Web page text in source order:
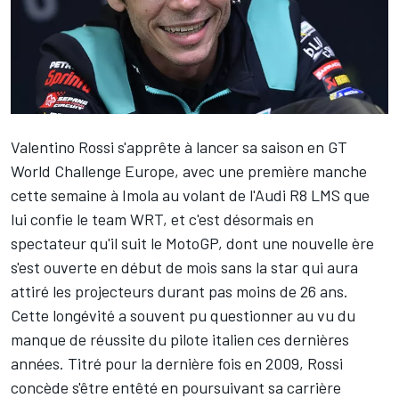
Valentino Rossi s'apprête à lancersa saison en GT
World Challenge Europe, avec une première manche
cette semaine à Imola au volant de l'Audi R8 LMS que
lui confie le team WRT, et c'est désormais en
spectateur qu'il suit le MotoGP, dont une nouvelle ère
s'est ouverte en début de mois sans la star qui aura
attiré les projecteurs durant pas moins de 26 ans.
Cette longévité a souvent pu questionner au vu du
manque de réussite du pilote italien ces dernières
années. Titré pour la dernière fois en 2009, Rossi
concède s'être entêté en poursuivant sa carrière